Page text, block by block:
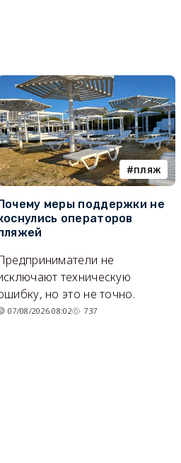
пляж
меры поддержки не
операторов
не
техническую
но это не точно.
07/08/2026 08:02 737